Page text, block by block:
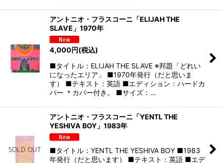
アントニオ・フラスコーニ「ELIJAH THE
SLAVE」1970年
4,000円(税込)
■タイトル：ELIJAH THE SLAVE ※邦題「どれい
になったエリア」 ■1970年発行（だと思いま
す） ■テキスト：英語 ■エディション：ハードカ
バー ＊カバー付き。 ■サイズ：…
アントニオ・フラスコーニ「YENTL THE
YESHIVA BOY」1983年
■タイトル：YENTL THE YESHIVA BOY ■1983
年発行（だと思います） ■テキスト：英語 ■エデ